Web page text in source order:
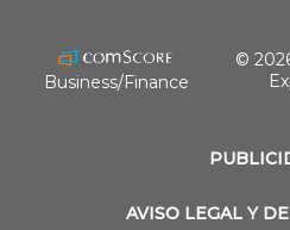
AVISO LEGAL Y
Business/Finance
©